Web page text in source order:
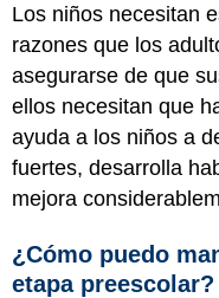
Los niños necesitan
razones que los
asegurarse de que
ellos necesitan que
ayuda a los niños a
fuertes, desarrolla
mejora
¿Cómo puedo
etapa preescolar?